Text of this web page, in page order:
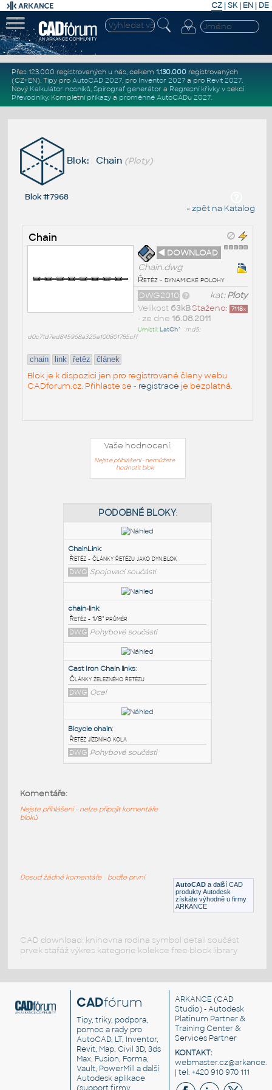
CZ | SK| EN | DE
Přes 123.000 registrovaných u nás, celkem 1.130.000registrovaných
(CZ+EN). Tipy pro AutoCAD 2027, pro Inventor 2027a pro Revit 2027.
Nový Kalkulátor nosníků, Spirograf generátor a Regresní křivkyv sekci
Převodníky. Kompletní příkazya proměnné AutoCADu 2027.
Blok: Chain (Ploty)
Blok #7968
« zpět na Katalog
Chain
◄ DOWNLOAD
Chain.dwg
Řetěz - dynamické polohy
kat:Ploty
DWG2010
Staženo: 7118x
Velikost 63kB
• ze dne 16.08.2011
Umístil: LatCh^ • md5:
d0c71d7ed845968a325e100801785cff
chain link řetěz článek
Blok je k dispozici jen pro registrované členy webu
CADforum.cz. Přihlaste se - registrace je bezplatná.
Vaše hodnocení:
Nejste přihlášeni - nemůžete
hodnotit blok
PODOBNÉ BLOKY
ChainLink:
Řetěz - články řetězu jako dyn.blok
DWG Spojovací součásti
Řetěz - 1/8" průměr
DWG Pohybové součásti
DWG Ocel
Pohybové součástiAutoCAD a další CAD
produkty Autodesk
získáte výhodně u firmy
ARKANCE
Komentáře:
Nejste přihlášeni - nelze připojit komentáře
bloků
Dosud žádné komentáře - buďte první
CAD download: knihovna rodina symbol detail součást
prvek stafáž výkres kategorie kolekce free block library
CADfórum
Tipy, triky, podpora,
pomoc a rady pro
AutoCAD, LT, Inventor,
Revit, Map, Civil 3D, 3ds
Max, Fusion, Forma,
Vault, PowerMill a další
Autodesk aplikace
ARKANCE (CAD
Studio) - Autodesk
Platinum Partner &
Training Center &
Services Partner
KONTAKT:
| tel. +420 910 970 111